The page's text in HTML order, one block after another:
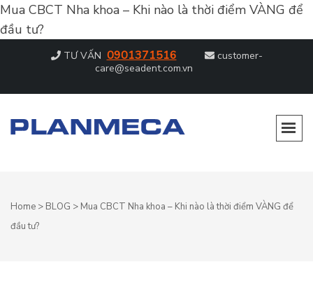
Mua CBCT Nha khoa – Khi nào là thời điểm VÀNG để
đầu tư?
TƯ VẤN 0901371516
customer-
care@seadent.com.vn
Home > BLOG > Mua CBCT Nha khoa – Khi nào là thời điểm VÀNG để
đầu tư?